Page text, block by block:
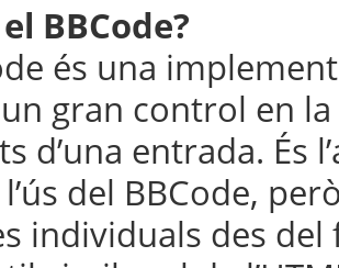
BBCode?
és una
gran control en
d’una entrada. És
del BBCode,
individuals des